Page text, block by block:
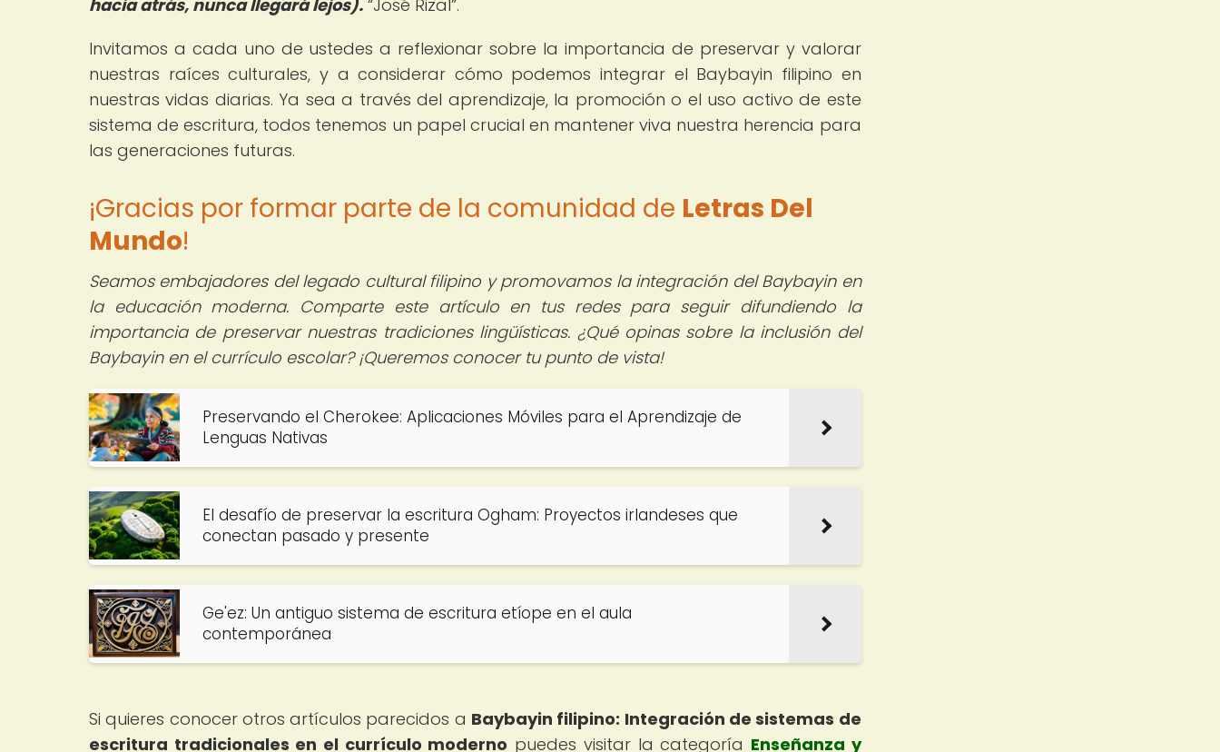
hacia atrás, nunca llegará lejos). José Rizal .
Invitamos a cada uno de ustedes a reflexionar sobre la importancia de preservar y valorar
nuestras raíces culturales, y a considerar cómo podemos integrar el Baybayin filipino en
nuestras vidas diarias. Ya sea a través del aprendizaje, la promoción o el uso activo de este
sistema de escritura, todos tenemos un papel crucial en mantener viva nuestra herencia para
las generaciones futuras.
¡Gracias por formar parte de la comunidad de Letras Del
Mundo!
Seamos embajadores del legado cultural filipino y promovamos la integración del Baybayin en
la educación moderna. Comparte este artículo en tus redes para seguir difundiendo la
importancia de preservar nuestras tradiciones lingüísticas. ¿Qué opinas sobre la inclusión del
Baybayin en el currículo escolar? ¡Queremos conocer tu punto de vista!
Preservando el Cherokee: Aplicaciones Móviles para el Aprendizaje de
Lenguas Nativas
El desafío de preservar la escritura Ogham: Proyectos irlandeses que
conectan pasado y presente
Ge'ez: Un antiguo sistema de escritura etíope en el aula
contemporánea
Si quieres conocer otros artículos parecidos a Baybayin filipino: Integración de sistemas de
escritura tradicionales en el currículo moderno puedes visitar la categoría Enseñanza y